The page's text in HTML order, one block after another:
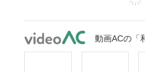
動画ACの「